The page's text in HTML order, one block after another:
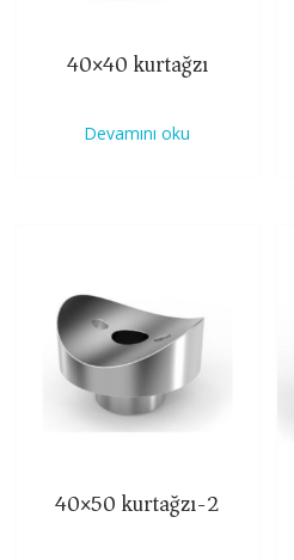
40×40 kurtağzı
Devamını oku
40×50 kurtağzı-2